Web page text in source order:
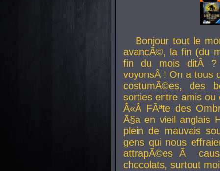
Bonjour tout le
avancÃ©, la fin (du
fin du mois ditÂ ?
voyonsÂ ! On a tous
costumÃ©es, des
sorties entre amis
Â«Â FÃªte des
Ã§a en vieil anglais
plein de mauvais
gens qui nous
attrapÃ©es Ã
chocolats, surtout